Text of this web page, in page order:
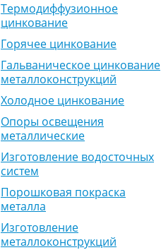
Термодиффузионное
цинкование
Горячее цинкование
Гальваническое цинкование
металлоконструкций
Холодное цинкование
Опоры освещения
металлические
Изготовление водосточных
систем
Порошковая покраска
металла
Изготовление
металлоконструкций